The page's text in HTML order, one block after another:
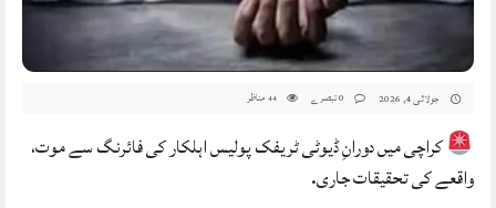
جولائی 4, 2026 44 مناظر
کراچی میں دورانِ ڈیوٹی ٹریفک پولیس اہلکار کی فائرنگ سے موت،
واقعے کی تحقیقات جاری.